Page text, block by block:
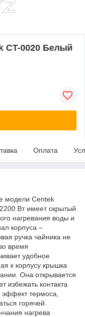
CT-0020 Белый
Оплата
модели Centek
Вт имеет скрытый
нагревания воды и
корпуса –
ручка чайника не
время
удобное
к корпусу крышка
Она открывается
избежать контакта
термоса,
горячей.
нагрева